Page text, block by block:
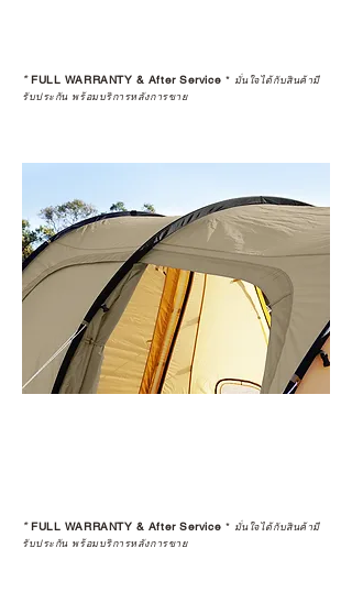
*FULL WARRANTY & After Service * มั่นใจได้กับสินค้ามี
รับประกัน พร้อมบริการหลังการขาย
*FULL WARRANTY & After Service * มั่นใจได้กับสินค้ามี
รับประกัน พร้อมบริการหลังการขาย